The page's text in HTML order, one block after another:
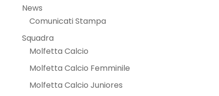
News
Comunicati Stampa
Squadra
Molfetta Calcio
Molfetta Calcio Femminile
Molfetta Calcio Juniores